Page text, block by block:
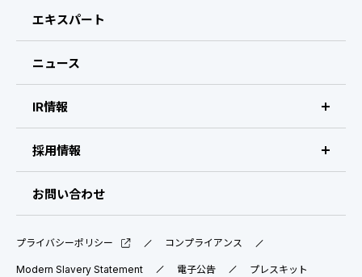
CEOメッセージ
会社概要・拠点
エキスパート
ニュース
IR情報
IR情報 トップ
IRライブラリ
業績ハイライト
採用情報
採用サイト（日本）
中途採用：ビジネス職・コーポレート職
お問い合わせ
プライバシーポリシー コンプライアンス
Modern Slavery Statement 電子公告 プレスキット